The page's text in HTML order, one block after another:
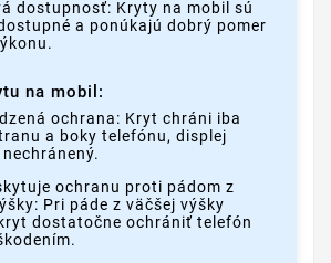
dostupnosť: Kryty na mobil sú
a ponúkajú dobrý pomer
na mobil:
ochrana: Kryt chráni iba
a boky telefónu, displej
ochranu proti pádom z
Pri páde z väčšej výšky
dostatočne ochrániť telefón